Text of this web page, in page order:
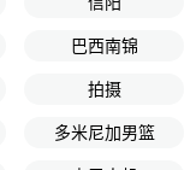
巴西南锦
拍摄
多米尼加男篮